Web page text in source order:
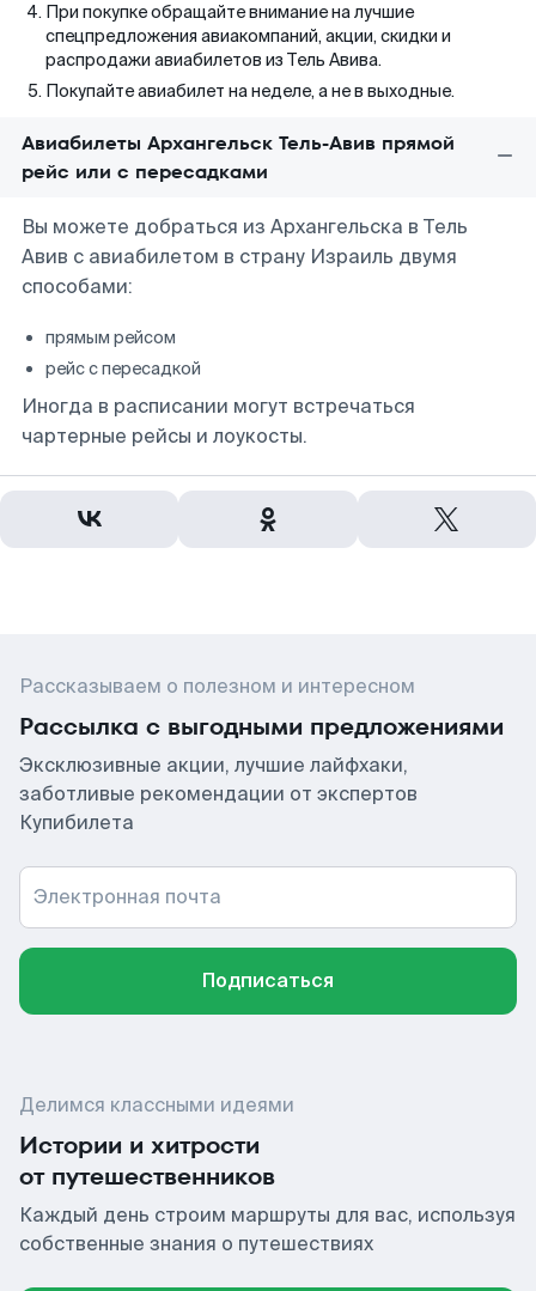
При покупке обращайте внимание на лучшие
спецпредложения авиакомпаний, акции, скидки и
распродажи авиабилетов из Тель Авива.
Покупайте авиабилет на неделе, а не в выходные.
Авиабилеты Архангельск Тель-Авив прямой
рейс или с пересадками
Вы можете добраться из Архангельска в Тель
Авив с авиабилетом в страну Израиль двумя
способами:
прямым рейсом
рейс с пересадкой
Иногда в расписании могут встречаться
чартерные рейсы и лоукосты.
Рассказываем о полезном и интересном
Рассылка с выгодными предложениями
Эксклюзивные акции, лучшие лайфхаки,
заботливые рекомендации от экспертов
Купибилета
Электронная почта
Подписаться
Делимся классными идеями
Истории и хитрости
от путешественников
Каждый день строим маршруты для вас, используя
собственные знания о путешествиях